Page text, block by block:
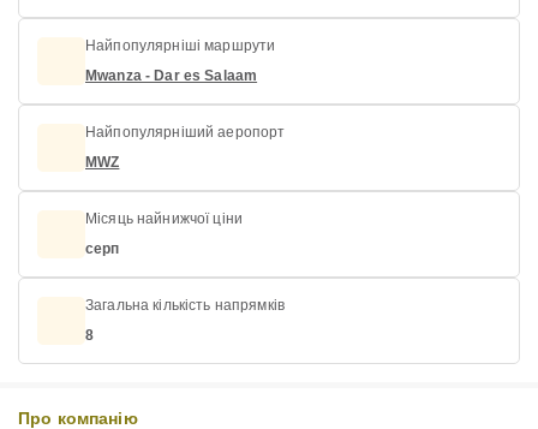
Найпопулярніші маршрути
Mwanza - Dar es Salaam
Найпопулярніший аеропорт
MWZ
Місяць найнижчої ціни
серп
Загальна кількість напрямків
8
Про компанію